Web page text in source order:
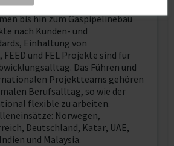
sowie
bis hin zum Gaspipelinebau
nach Kunden- und
Einhaltung von
und FEL Projekte sind für
Das Führen und
Projektteams gehören
Berufsalltag, so wie der
flexible zu arbeiten.
Norwegen,
Deutschland, Katar, UAE,
und Malaysia.